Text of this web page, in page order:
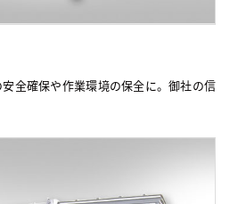
全確保や作業環境の保全に。御社の信